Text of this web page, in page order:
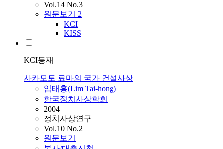
Vol.14 No.3
원문보기 2
KCI
KISS
KCI등재
사카모토 료마의 국가 건설사상
임태홍(Lim Tai-hong)
한국정치사상학회
2004
정치사상연구
Vol.10 No.2
원문보기